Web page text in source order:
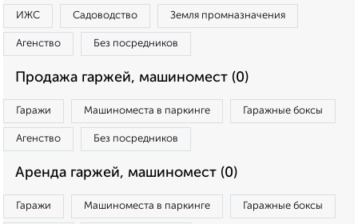
ИЖС Садоводство Земля промназначения
Агенство Без посредников
Продажа гаржей, машиномест (0)
Гаражи Машиноместа в паркинге Гаражные боксы
Агенство Без посредников
Аренда гаржей, машиномест (0)
Гаражи Машиноместа в паркинге Гаражные боксы